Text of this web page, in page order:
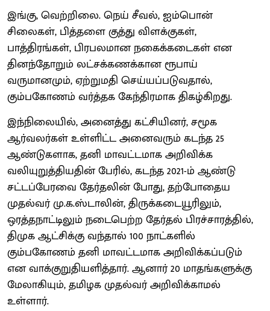
இங்கு, வெற்றிலை. நெய் சீவல், ஐம்பொன்
சிலைகள், பித்தளை குத்து விளக்குகள்,
பாத்திரங்கள், பிரபலமான நகைக்கடைகள் என
தினந்தோறும் லட்சக்கணக்கான ரூபாய்
வருமானமும், ஏற்றுமதி செய்யப்படுவதால்,
கும்பகோணம் வர்த்தக கேந்திரமாக திகழ்கிறது.
இந்நிலையில், அனைத்து கட்சியினர், சமூக
ஆர்வலர்கள் உள்ளிட்ட அனைவரும் கடந்த 25
ஆண்டுகளாக, தனி மாவட்டமாக அறிவிக்க
வலியுறுத்தியதின் பேரில், கடந்த 2021-ம் ஆண்டு
சட்டப்பேரவை தேர்தலின் போது, தற்போதைய
முதல்வர் மு.க.ஸ்டாலின், திருக்கடையூரிலும்,
ஒரத்தநாட்டிலும் நடைபெற்ற தேர்தல் பிரச்சாரத்தில்,
திமுக ஆட்சிக்கு வந்தால் 100 நாட்களில்
கும்பகோணம் தனி மாவட்டமாக அறிவிக்கப்படும்
என வாக்குறுதியளித்தார். ஆனார் 20 மாதங்களுக்கு
மேலாகியும், தமிழக முதல்வர் அறிவிக்காமல்
உள்ளார்.